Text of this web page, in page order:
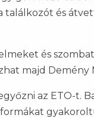
és
és
majd
az ETO-t.